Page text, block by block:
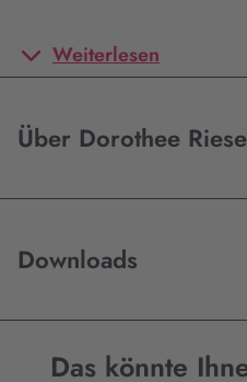
Weiterlesen
Über Dorothee Riese
Downloads
Das könnte